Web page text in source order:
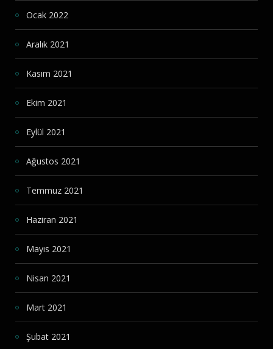
Ocak 2022
Aralık 2021
Kasım 2021
Ekim 2021
Eylül 2021
Ağustos 2021
Temmuz 2021
Haziran 2021
Mayıs 2021
Nisan 2021
Mart 2021
Şubat 2021